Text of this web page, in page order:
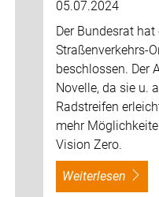
05.07.2024
Der Bundesrat
Straßenverkehrs-
beschlossen. Der
Novelle, da sie u.
Radstreifen
mehr
Vision Zero.
weiterlesen